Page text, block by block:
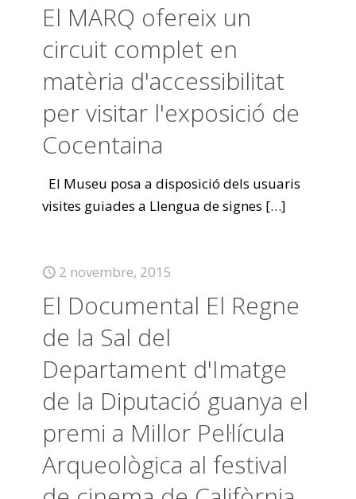
El MARQ ofereix un
circuit complet en
matèria d'accessibilitat
per visitar l'exposició de
Cocentaina
El Museu posa a disposició dels usuaris
visites guiades a Llengua de signes […]
2 novembre, 2015
El Documental El Regne
de la Sal del
Departament d'Imatge
de la Diputació guanya el
premi a Millor Pel·lícula
Arqueològica al festival